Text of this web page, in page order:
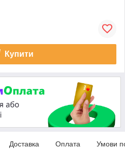
Купити
Доставка Оплата Умови